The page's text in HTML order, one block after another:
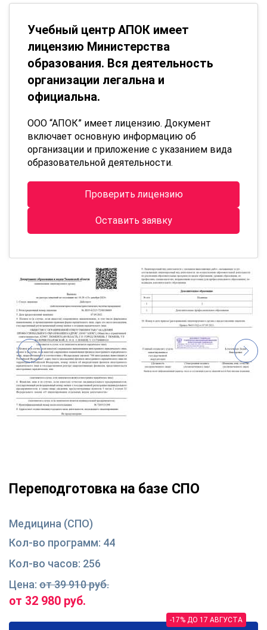
Учебный центр АПОК имеет
лицензию Министерства
образования. Вся деятельность
организации легальна и
официальна.
ООО “АПОК” имеет лицензию. Документ
включает основную информацию об
организации и приложение с указанием вида
образовательной деятельности.
Проверить лицензию
Оставить заявку
Переподготовка на базе СПО
Медицина (СПО)
44
256
от 39 910 руб.
от 32 980 руб.
-17% ДО 17 АВГУСТА